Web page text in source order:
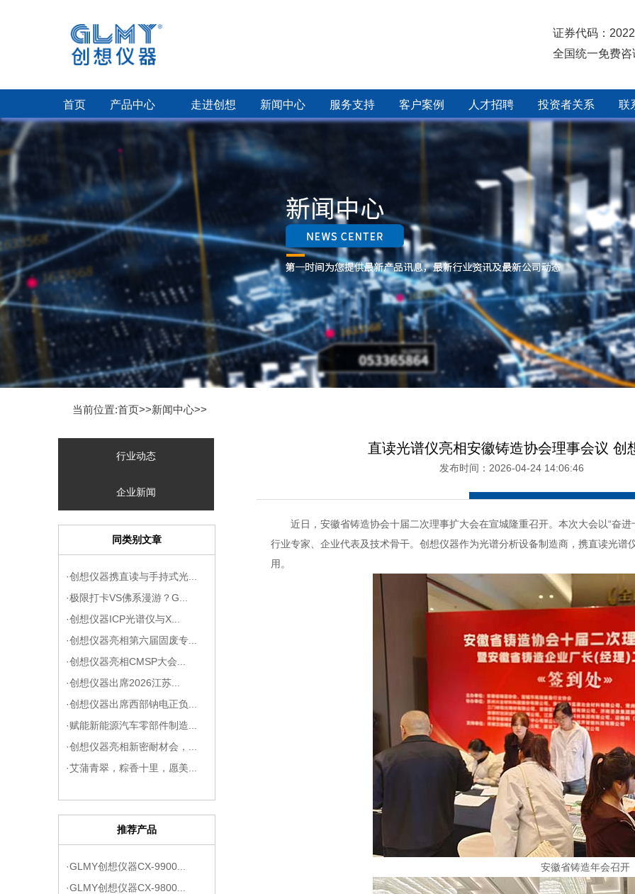
证券代码：
全国统一免费咨
首页 产品中心 走进创想 新闻中心 服务支持 客户案例 人才招聘 投资者关系 联
当前位置:首页>>新闻中心>>
行业动态
企业新闻
同类别文章
·创想仪器携直读与手持式光...
·极限打卡VS佛系漫游？G...
·创想仪器ICP光谱仪与X...
·创想仪器亮相第六届固废专...
·创想仪器亮相CMSP大会...
·创想仪器出席2026江苏...
·创想仪器出席西部钠电正负...
·赋能新能源汽车零部件制造...
·创想仪器亮相新密耐材会，...
·艾蒲青翠，粽香十里，愿美...
推荐产品
·GLMY创想仪器CX-9900...
·GLMY创想仪器CX-9800...
直读光谱仪亮相安徽铸造协会理事会议 创
发布时间：2026-04-24
近日，安徽省铸造协会十届二次理事扩大会在宣城隆重召开。本次大会以“奋
行业专家、企业代表及技术骨干。创想仪器作为光谱分析设备制造商，携直读光
用。
安徽省铸造年会召开